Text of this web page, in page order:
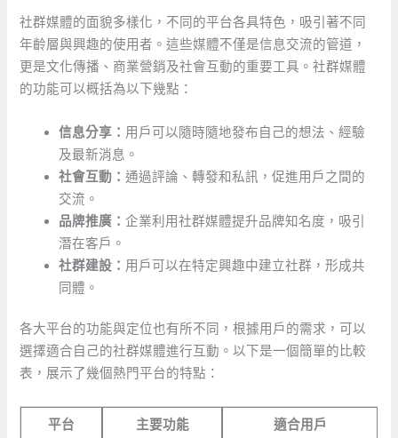
社群媒體的面貌多樣化，不同的平台各具特色，吸引著不同
年齡層與興趣的使用者。這些媒體不僅是信息交流的管道，
更是文化傳播、商業營銷及社會互動的重要工具。社群媒體
的功能可以概括為以下幾點：
信息分享： 用戶可以隨時隨地發布自己的想法、經驗
及最新消息。
社會互動：通過評論、轉發和私訊，促進用戶之間的
交流。
品牌推廣：企業利用社群媒體提升品牌知名度，吸引
潛在客戶。
社群建設： 用戶可以在特定興趣中建立社群，形成共
同體。
各大平台的功能與定位也有所不同，根據用戶的需求，可以
選擇適合自己的社群媒體進行互動。以下是一個簡單的比較
表，展示了幾個熱門平台的特點：
平台 主要功能 適合用戶